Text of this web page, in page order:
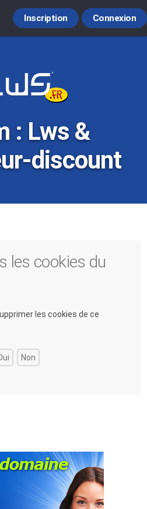
Connexion
Inscription
: Lws &
discount
les cookies du
les cookies de ce